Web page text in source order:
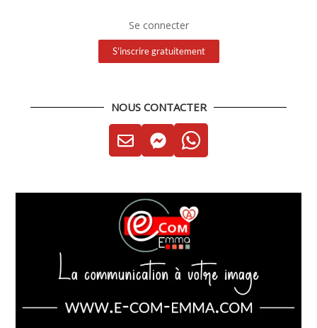
Se connecter
S'inscrire gratuitement
NOUS CONTACTER